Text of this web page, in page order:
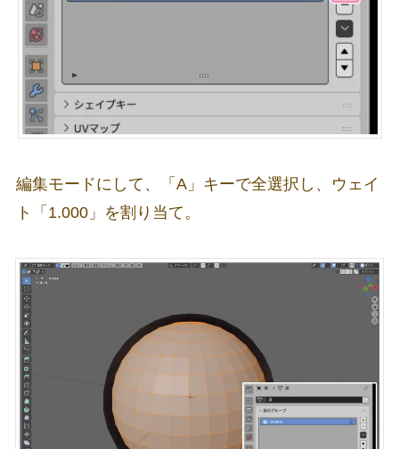
編集モードにして、「A」キーで全選択し、ウェイ
ト「1.000」を割り当て。